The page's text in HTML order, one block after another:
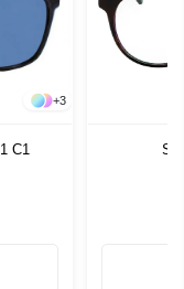
+3
C1